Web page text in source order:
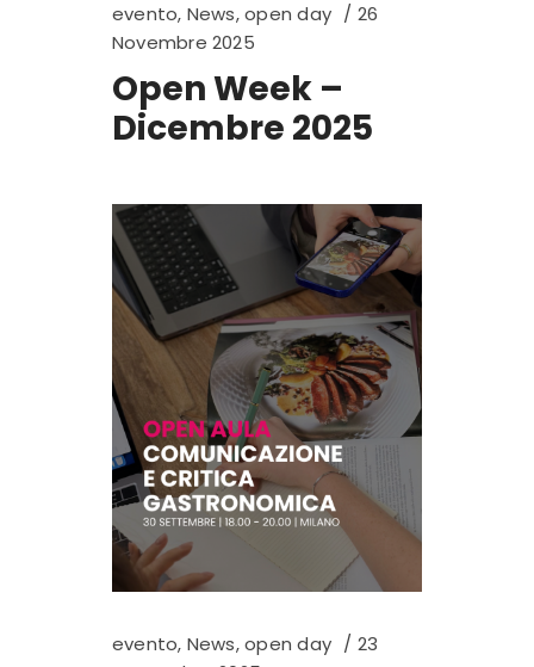
evento, News,open day
26
Novembre 2025
Open Week –
Dicembre 2025
evento, News,open day
23